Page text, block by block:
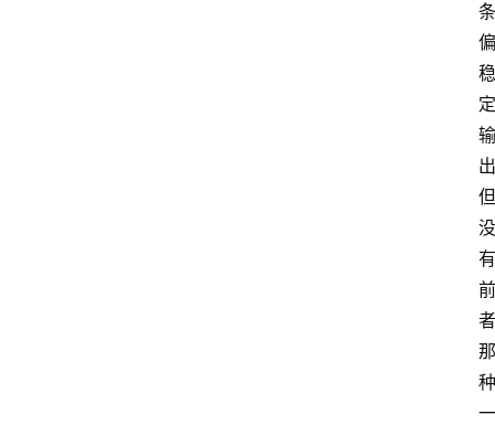
条
偏
稳
定
输
出
但
没
有
前
者
那
种
一